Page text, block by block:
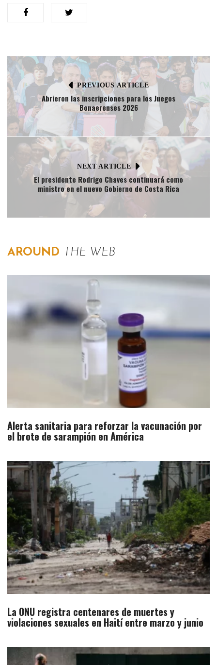
PREVIOUS ARTICLE
Abrieron las inscripciones para los Juegos
Bonaerenses 2026
NEXT ARTICLE
El presidente Rodrigo Chaves continuará como
ministro en el nuevo Gobierno de Costa Rica
AROUND THE WEB
Alerta sanitaria para reforzar la vacunación por
el brote de sarampión en América
La ONU registra centenares de muertes y
violaciones sexuales en Haití entre marzo y junio